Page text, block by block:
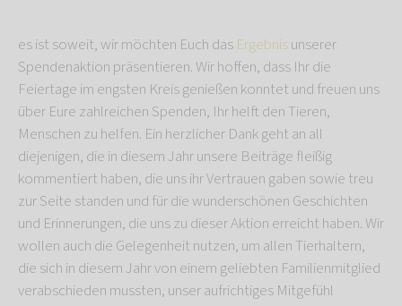
es ist soweit, wir möchten Euch das Ergebnisunserer
Spendenaktion präsentieren. Wir hoffen, dass Ihr die
Feiertage im engsten Kreis genießen konntet und freuen uns
über Eure zahlreichen Spenden, Ihr helft den Tieren,
Menschen zu helfen. Ein herzlicher Dank geht an all
diejenigen, die in diesem Jahr unsere Beiträge fleißig
kommentiert haben, die uns ihr Vertrauen gaben sowie treu
zur Seite standen und für die wunderschönen Geschichten
und Erinnerungen, die uns zu dieser Aktion erreicht haben. Wir
wollen auch die Gelegenheit nutzen, um allen Tierhaltern,
die sich in diesem Jahr von einem geliebten Familienmitglied
verabschieden mussten, unser aufrichtiges Mitgefühl